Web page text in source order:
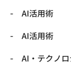
AI活用術
AI活用術
​AI・テクノ